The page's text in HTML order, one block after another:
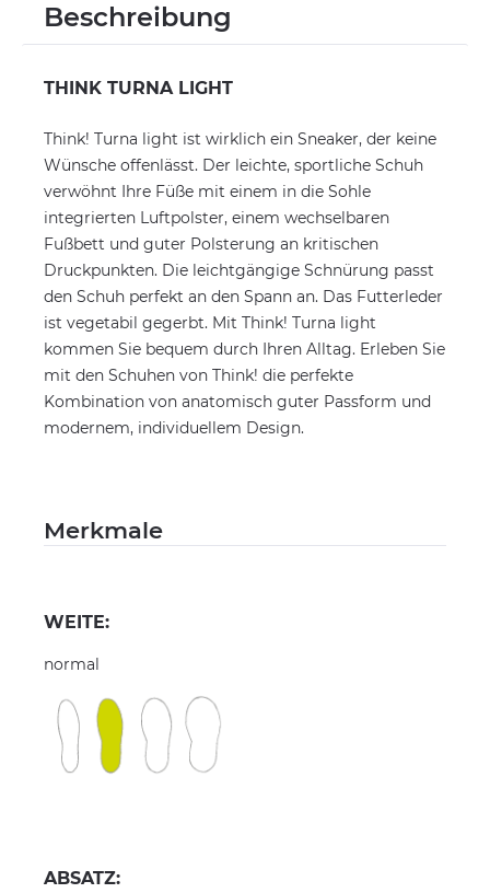
Beschreibung
THINK TURNA LIGHT
Think! Turna light ist wirklich ein Sneaker, der keine
Wünsche offenlässt. Der leichte, sportliche Schuh
verwöhnt Ihre Füße mit einem in die Sohle
integrierten Luftpolster, einem wechselbaren
Fußbett und guter Polsterung an kritischen
Druckpunkten. Die leichtgängige Schnürung passt
den Schuh perfekt an den Spann an. Das Futterleder
ist vegetabil gegerbt. Mit Think! Turna light
kommen Sie bequem durch Ihren Alltag. Erleben Sie
mit den Schuhen von Think! die perfekte
Kombination von anatomisch guter Passform und
modernem, individuellem Design.
Merkmale
WEITE:
normal
ABSATZ: